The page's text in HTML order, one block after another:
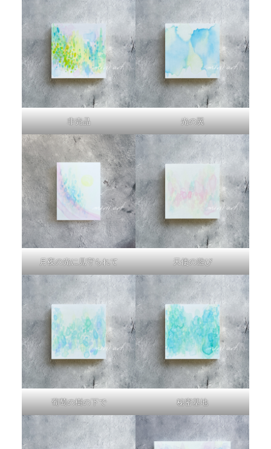
非売品 光の翼
月夜の光に見守られて 天使の遊び
葡萄の樹の下で 秘密基地